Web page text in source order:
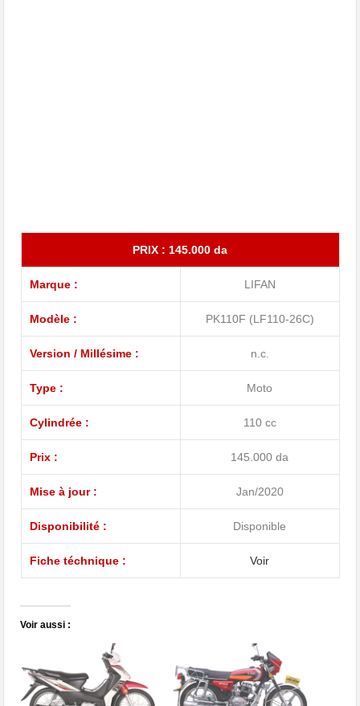
PRIX : 145.000 da
Marque : LIFAN
Modèle : PK110F (LF110-26C)
Version / Millésime : n.c.
Type : Moto
Cylindrée : 110 cc
Prix : 145.000 da
Mise à jour : Jan/2020
Disponibilité : Disponible
Fiche téchnique : Voir
Voir aussi :